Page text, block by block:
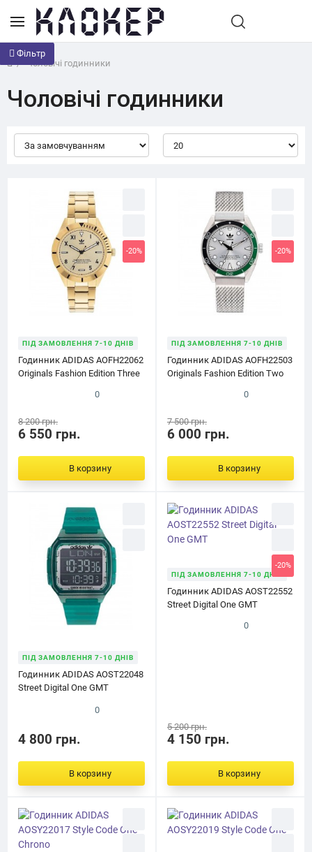
Чоловічі годинники
Чоловічі годинники
-20%
ПІД ЗАМОВЛЕННЯ 7-10 ДНІВ
Годинник ADIDAS AOFH22062
Originals Fashion Edition Three
0
8 200 грн.
6 550 грн.
В корзину
-20%
ПІД ЗАМОВЛЕННЯ 7-10 ДНІВ
Годинник ADIDAS AOFH22503
Originals Fashion Edition Two
0
7 500 грн.
6 000 грн.
В корзину
ПІД ЗАМОВЛЕННЯ 7-10 ДНІВ
Годинник ADIDAS AOST22048
Street Digital One GMT
0
4 800 грн.
В корзину
-20%
ПІД ЗАМОВЛЕННЯ 7-10 ДНІВ
Годинник ADIDAS AOST22552
Street Digital One GMT
0
5 200 грн.
4 150 грн.
В корзину